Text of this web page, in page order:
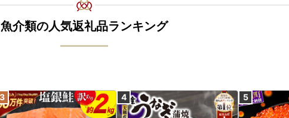
魚介類の人気返礼品ランキング